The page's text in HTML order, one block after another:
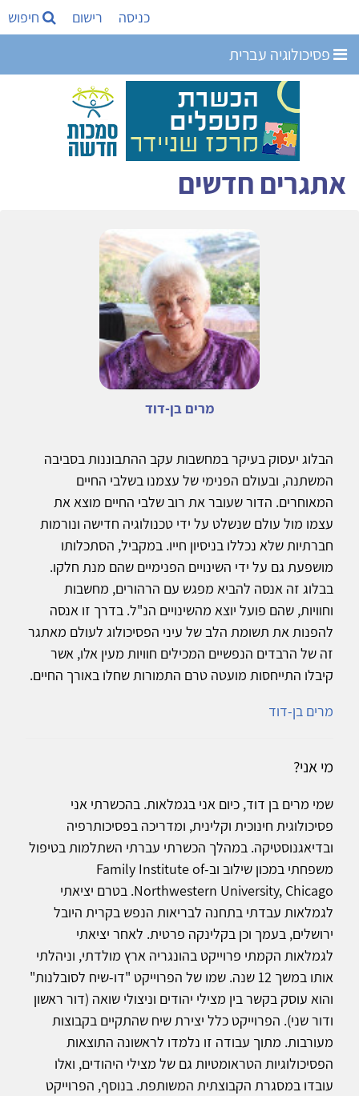
כניסה רישום חיפוש
פסיכולוגיה עברית
אתגרים חדשים
מרים בן-דוד
הבלוג יעסוק בעיקר במחשבות עקב ההתבוננות בסביבה
המשתנה, ובעולם הפנימי של עצמנו בשלבי החיים
המאוחרים. הדור שעובר את רוב שלבי החיים מוצא את
עצמו מול עולם שנשלט על ידי טכנולוגיה חדישה ונורמות
חברתיות שלא נכללו בניסיון חייו. במקביל, הסתכלותו
מושפעת גם על ידי השינויים הפנימיים שהם מנת חלקו.
בבלוג זה אנסה להביא מפגש עם הרהורים, מחשבות
וחוויות, שהם פועל יוצא מהשינויים הנ"ל. בדרך זו אנסה
להפנות את תשומת הלב של עיני הפסיכולוג לעולם מאתגר
זה של הרבדים הנפשיים המכילים חוויות מעין אלו, אשר
קיבלו התייחסות מועטה טרם התמורות שחלו באורך החיים.
מרים בן-דוד
מי אני?
שמי מרים בן דוד, כיום אני בגמלאות. בהכשרתי אני
פסיכולוגית חינוכית וקלינית, ומדריכה בפסיכותרפיה
ובדיאגנוסטיקה. במהלך הכשרתי עברתי השתלמות בטיפול
משפחתי במכון שילוב וב-Family Institute of
Northwestern University, Chicago. בטרם יציאתי
לגמלאות עבדתי בתחנה לבריאות הנפש בקרית היובל
ירושלים, בעמך וכן בקלינקה פרטית. לאחר יציאתי
לגמלאות הקמתי פרוייקט בהונגריה ארץ מולדתי, וניהלתי
אותו במשך 12 שנה. שמו של הפרוייקט "דו-שיח לסובלנות"
והוא עוסק בקשר בין מצילי יהודים וניצולי שואה (דור ראשון
ודור שני). הפרוייקט כלל יצירת שיח שהתקיים בקבוצות
מעורבות. מתוך עבודה זו נלמדו לראשונה התוצאות
הפסיכולוגיות הטראומטיות גם של מצילי היהודים, ואלו
עובדו במסגרת הקבוצתית המשותפת. בנוסף, הפרוייקט